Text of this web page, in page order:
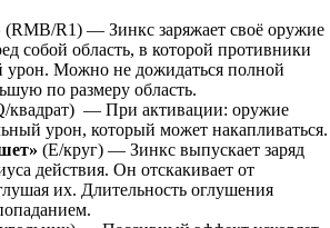
(RMB/R1) — Зинкс заряжает своё оружие
собой область, в которой противники
урон. Можно не дожидаться полной
по размеру область.
квадрат) — При активации: оружие
урон, который может накапливаться.
(E/круг) — Зинкс выпускает заряд
действия. Он отскакивает от
их. Длительность оглушения